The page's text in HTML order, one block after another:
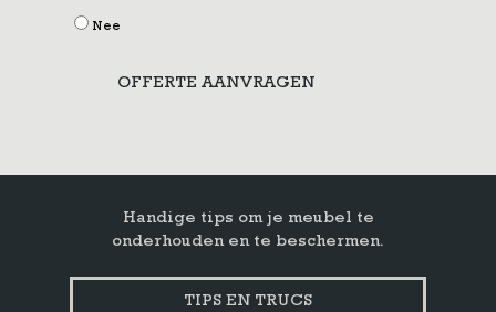
Nee
OFFERTE AANVRAGEN
Handige tips om je meubel te
onderhouden en te beschermen.
TIPS EN TRUCS